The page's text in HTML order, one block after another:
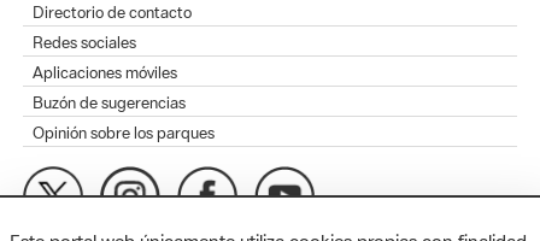
Directorio de contacto
Redes sociales
Aplicaciones móviles
Buzón de sugerencias
Opinión sobre los parques